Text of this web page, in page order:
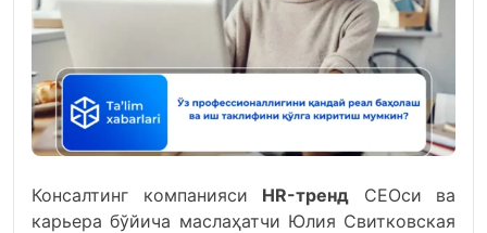
Консалтинг компанияси HR-тренд CEОси ва
карьера бўйича маслаҳатчи Юлия Свитковская